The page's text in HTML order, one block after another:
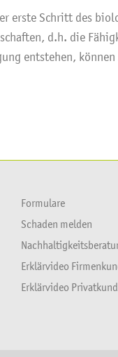
erste Schritt des
d.h. die
entstehen,
Formulare
Schaden melden
Erklärvideo
Erklärvideo